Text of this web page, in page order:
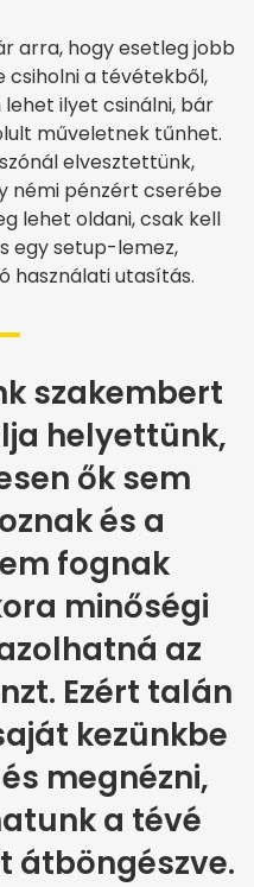
arra, hogy esetleg jobb
csiholni a tévétekből,
ilyet csinálni, bár
műveletnek tűnhet.
elvesztettünk,
némi pénzért cserébe
lehet oldani, csak kell
egy setup-lemez,
használati utasítás.
szakembert
helyettünk,
ők sem
és a
fognak
minőségi
az
Ezért talán
kezünkbe
megnézni,
a tévé
átböngészve.